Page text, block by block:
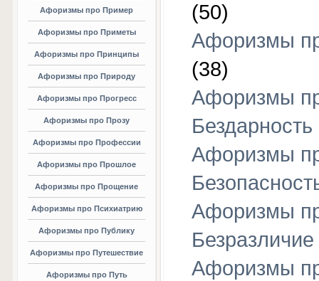
Афоризмы про Пример
Афоризмы про Приметы
Афоризмы про Принципы
Афоризмы про Природу
Афоризмы про Прогресс
Афоризмы про Прозу
Афоризмы про Профессии
Афоризмы про Прошлое
Афоризмы про Прощение
Афоризмы про Психиатрию
Афоризмы про Публику
Афоризмы про Путешествие
Афоризмы про Путь
(50)
Афоризмы
(38)
Афоризмы
Бездарность
Афоризмы
Афоризмы
Безразличие
Афоризмы